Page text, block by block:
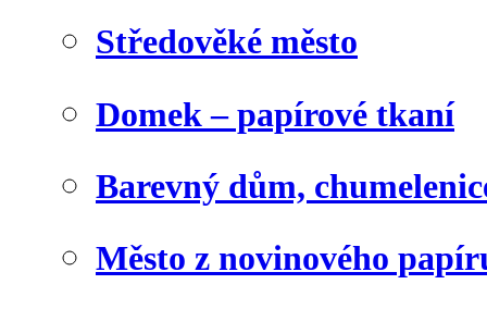
Středověké město
Domek – papírové tkaní
Barevný dům,
Město z novinového